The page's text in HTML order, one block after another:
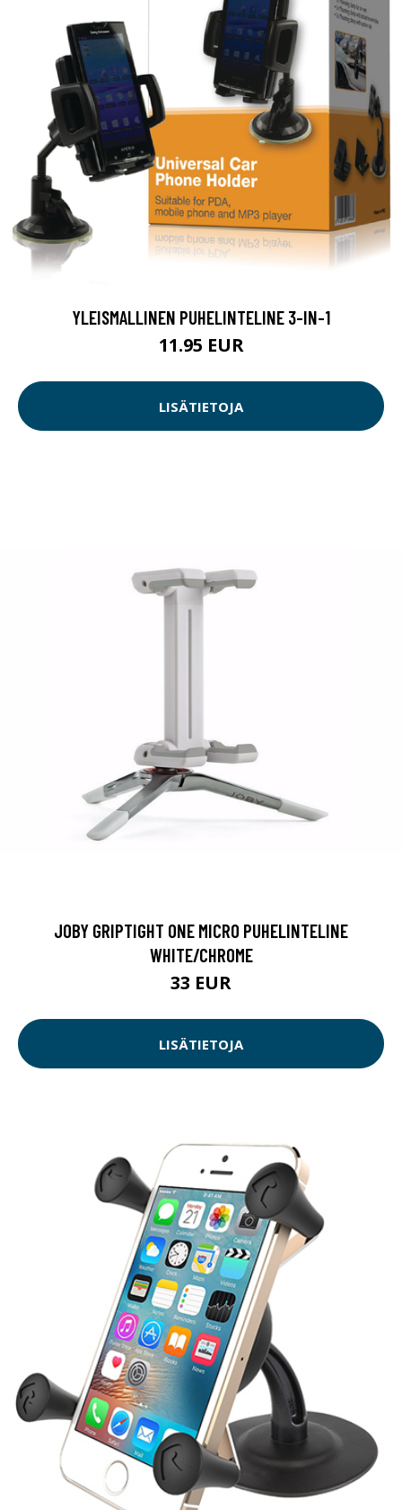
YLEISMALLINEN PUHELINTELINE 3-IN-1
11.95 EUR
LISÄTIETOJA
JOBY GRIPTIGHT ONE MICRO PUHELINTELINE
WHITE/CHROME
33 EUR
LISÄTIETOJA